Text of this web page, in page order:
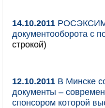
14.10.2011
документооборота
строкой)
12.10.2011 В Минске
документы –
спонсором которой